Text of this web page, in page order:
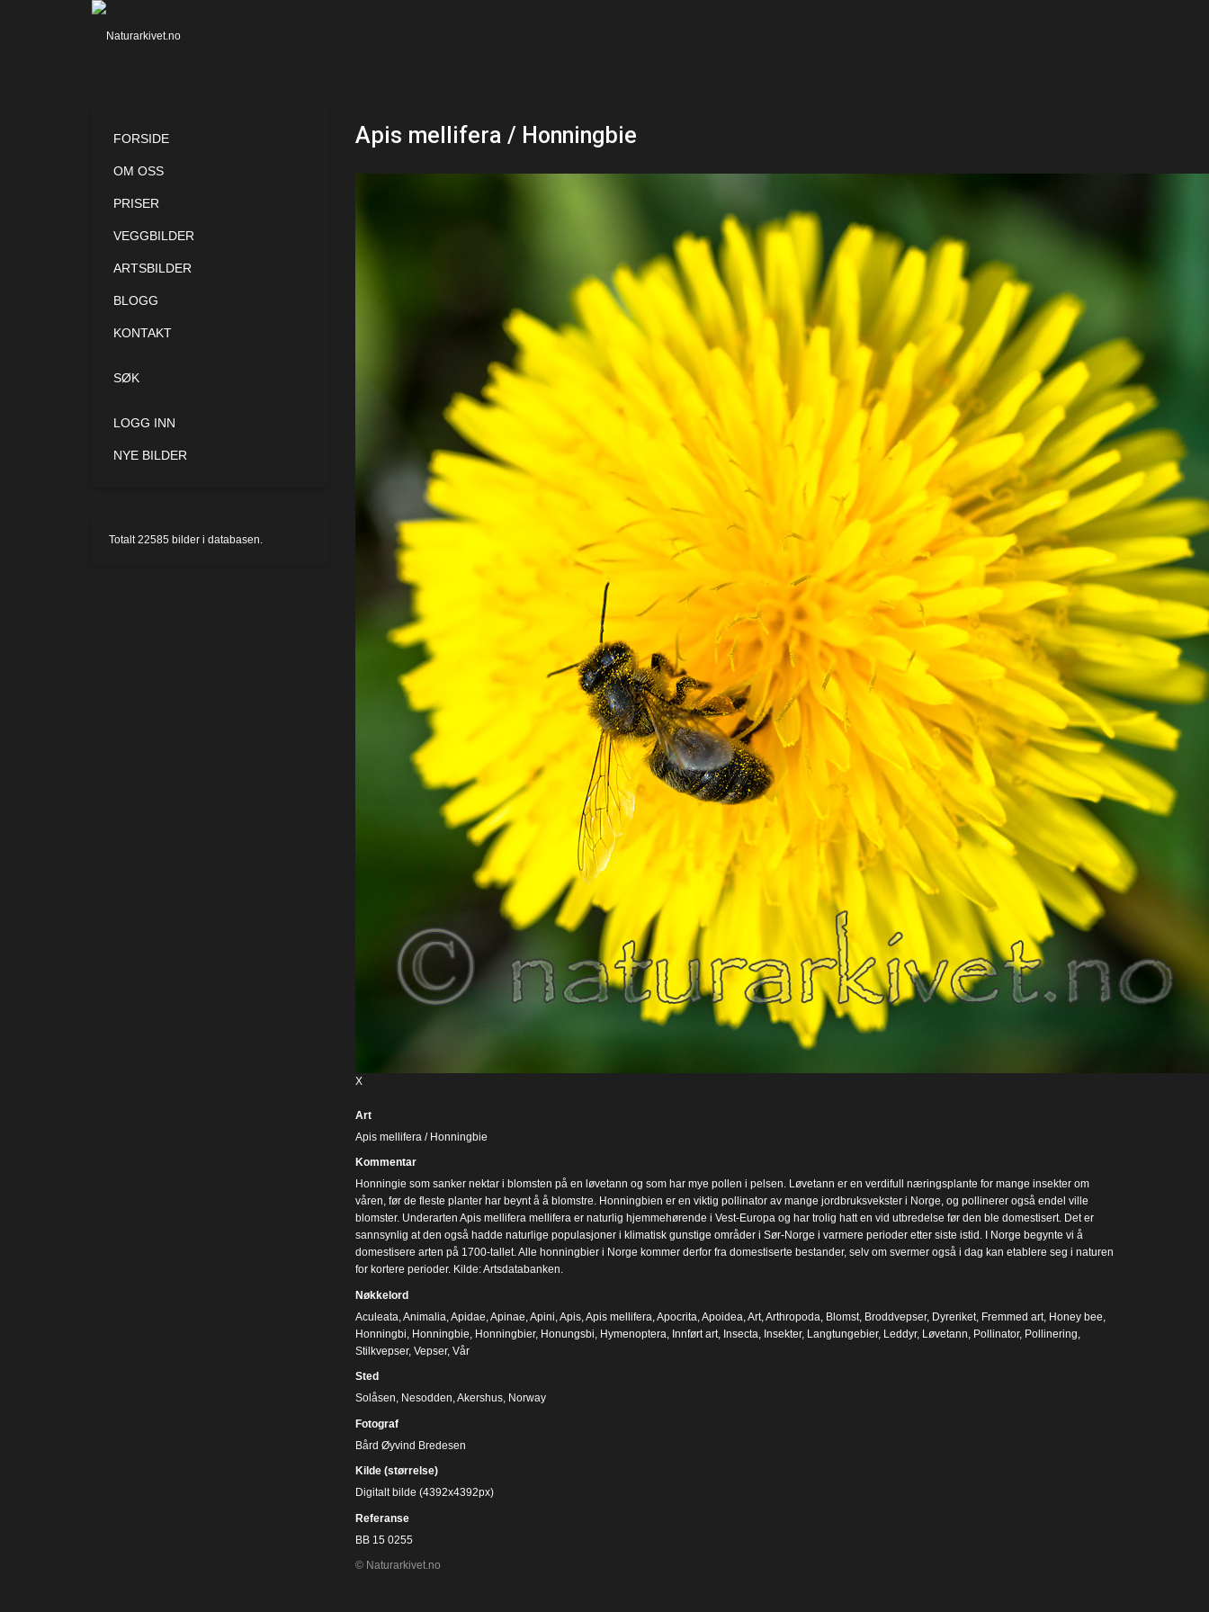
Apis mellifera / Honningbie
X
Art
Apis mellifera / Honningbie
Kommentar
Honningie som sanker nektar i blomsten på en løvetann og som har mye pollen i pelsen. Løvetann er en verdifull næringsplante for mange insekter om
våren, før de fleste planter har beynt å å blomstre. Honningbien er en viktig pollinator av mange jordbruksvekster i Norge, og pollinerer også endel ville
blomster. Underarten Apis mellifera mellifera er naturlig hjemmehørende i Vest-Europa og har trolig hatt en vid utbredelse før den ble domestisert. Det er
sannsynlig at den også hadde naturlige populasjoner i klimatisk gunstige områder i Sør-Norge i varmere perioder etter siste istid. I Norge begynte vi å
domestisere arten på 1700-tallet. Alle honningbier i Norge kommer derfor fra domestiserte bestander, selv om svermer også i dag kan etablere seg i naturen
for kortere perioder. Kilde: Artsdatabanken.
Nøkkelord
Aculeata Animalia Apidae Apinae Apini Apis, Apis mellifera Apocrita Apoidea Art, Arthropoda Blomst, Broddvepser, Dyreriket, Fremmed art, Honey bee
Honningbi Honningbie Honningbier, Honungsbi Hymenoptera Innført art, Insecta Insekter, Langtungebier, Leddyr, Løvetann Pollinator, Pollinering
Stilkvepser, Vepser, Vår
Sted
Solåsen, Nesodden, Akershus, Norway
Fotograf
Bård Øyvind Bredesen
Kilde (størrelse)
Digitalt bilde (4392x4392px)
Referanse
BB 15 0255
© Naturarkivet.no
FORSIDE
OM OSS
PRISER
VEGGBILDER
ARTSBILDER
BLOGG
KONTAKT
SØK
LOGG INN
NYE BILDER
Totalt22585 bilder i databasen.